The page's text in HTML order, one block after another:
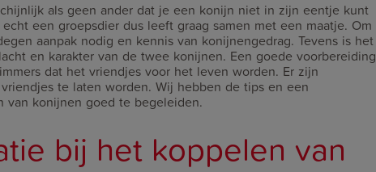
als geen ander dat je een konijn niet in zijn eentje kunt
een groepsdier dus leeft graag samen met een maatje. Om
aanpak nodig en kennis van konijnengedrag. Tevens is het
en karakter van de twee konijnen. Een goede voorbereiding
dat het vriendjes voor het leven worden. Er zijn
te laten worden. Wij hebben de tips en een
van konijnen goed te begeleiden.
bij het koppelen van